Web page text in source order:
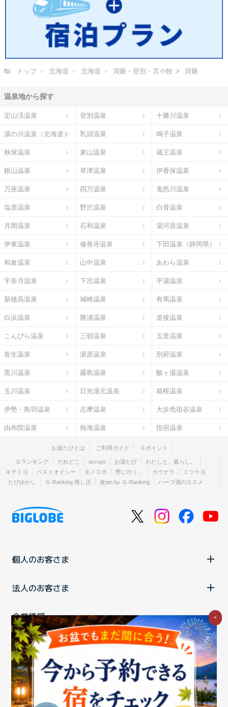
トップ 北海道 北海道 洞爺・登別・苫小牧 洞爺
温泉地から探す
定山渓温泉 登別温泉 十勝川温泉
湯の川温泉（北海道） 乳頭温泉 鳴子温泉
秋保温泉 東山温泉 蔵王温泉
銀山温泉 草津温泉 伊香保温泉
万座温泉 四万温泉 鬼怒川温泉
塩原温泉 野沢温泉 白骨温泉
月岡温泉 石和温泉 湯河原温泉
伊東温泉 修善寺温泉 下田温泉（静岡県）
和倉温泉 山中温泉 あわら温泉
宇奈月温泉 下呂温泉 平湯温泉
新穂高温泉 城崎温泉 有馬温泉
白浜温泉 勝浦温泉 道後温泉
こんぴら温泉 三朝温泉 玉造温泉
皆生温泉 湯原温泉 別府温泉
黒川温泉 霧島温泉 酸ヶ湯温泉
玉川温泉 日光湯元温泉 箱根温泉
伊勢・鳥羽温泉 志摩温泉 大歩危祖谷温泉
由布院温泉 熱海温泉 指宿温泉
お湯たびとは ご利用ガイド Ｇポイント
Ｇランキング だれどこ ocruyo お湯たび
わたしと、暮らし。
キテミヨ
ベストオイシー モノスポ 野に行く。 カウナラ
ミツケヨ
たびゆかし
Ｇ-Ranking 推し活 食pin by Ｇ-Ranking ハーブ酒のススメ
個人のお客さま
法人のお客さま
企業情報
ご利用中の方
お問い合わせ消費税の表示 ウェブアクセシビリティの取り組み
個人情報保護ポリシープライバシーポータル
Cookieポリシー
特定商取引法に基づく表記情報セキュリティ基本方針
×